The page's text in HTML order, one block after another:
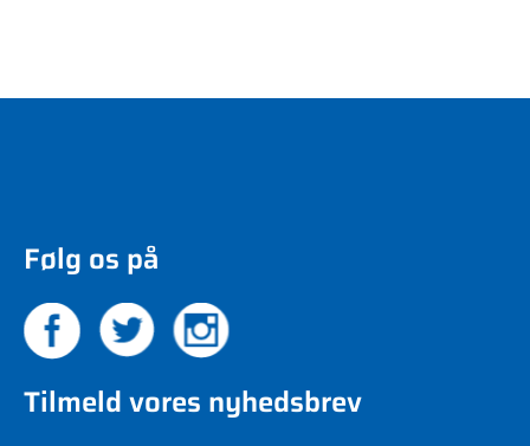
Følg os på
Tilmeld vores nyhedsbrev